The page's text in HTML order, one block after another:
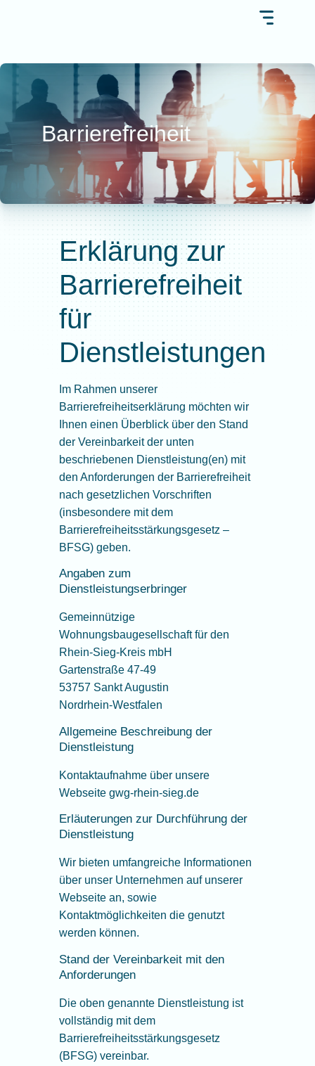
Barrierefreiheit
Erklärung zur
Barrierefreiheit
für
Dienstleistungen
Im Rahmen unserer
Barrierefreiheitserklärung möchten wir
Ihnen einen Überblick über den Stand
der Vereinbarkeit der unten
beschriebenen Dienstleistung(en) mit
den Anforderungen der Barrierefreiheit
nach gesetzlichen Vorschriften
(insbesondere mit dem
Barrierefreiheitsstärkungsgesetz –
BFSG) geben.
Angaben zum
Dienstleistungserbringer
Gemeinnützige
Wohnungsbaugesellschaft für den
Rhein-Sieg-Kreis mbH
Gartenstraße 47-49
53757 Sankt Augustin
Nordrhein-Westfalen
Allgemeine Beschreibung der
Dienstleistung
Kontaktaufnahme über unsere
Webseite gwg-rhein-sieg.de
Erläuterungen zur Durchführung der
Dienstleistung
Wir bieten umfangreiche Informationen
über unser Unternehmen auf unserer
Webseite an, sowie
Kontaktmöglichkeiten die genutzt
werden können.
Stand der Vereinbarkeit mit den
Anforderungen
Die oben genannte Dienstleistung ist
vollständig mit dem
Barrierefreiheitsstärkungsgesetz
(BFSG) vereinbar.